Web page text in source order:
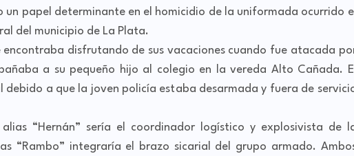
papel determinante en el homicidio de la uniformada ocurrido
del municipio de La Plata.
encontraba disfrutando de sus vacaciones cuando fue atacada
a su pequeño hijo al colegio en la vereda Alto Cañada.
debido a que la joven policía estaba desarmada y fuera de
“Hernán” sería el coordinador logístico y explosivista de
“Rambo” integraría el brazo sicarial del grupo armado.